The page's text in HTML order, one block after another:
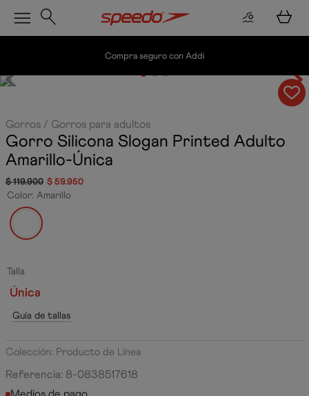
Envío gratis por compras superiores a
Gorros Gorros para adultos
Gorro Silicona Slogan Printed Adulto
Amarillo-Única
$119.900 $ 59.950
Color: Amarillo
Talla
Única
Guía de tallas
Colección: Producto de Línea
Referencia: 8-0838517618